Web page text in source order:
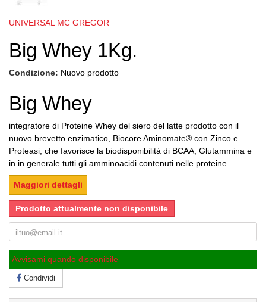
UNIVERSAL MC GREGOR
Big Whey 1Kg.
Condizione: Nuovo prodotto
Big Whey
integratore di Proteine Whey del siero del latte prodotto con il
nuovo brevetto enzimatico, Biocore Aminomate® con Zinco e
Proteasi, che favorisce la biodisponibilità di BCAA, Glutammina e
in in generale tutti gli amminoacidi contenuti nelle proteine.
Maggiori dettagli
Prodotto attualmente non disponibile
Avvisami quando disponibile
Condividi